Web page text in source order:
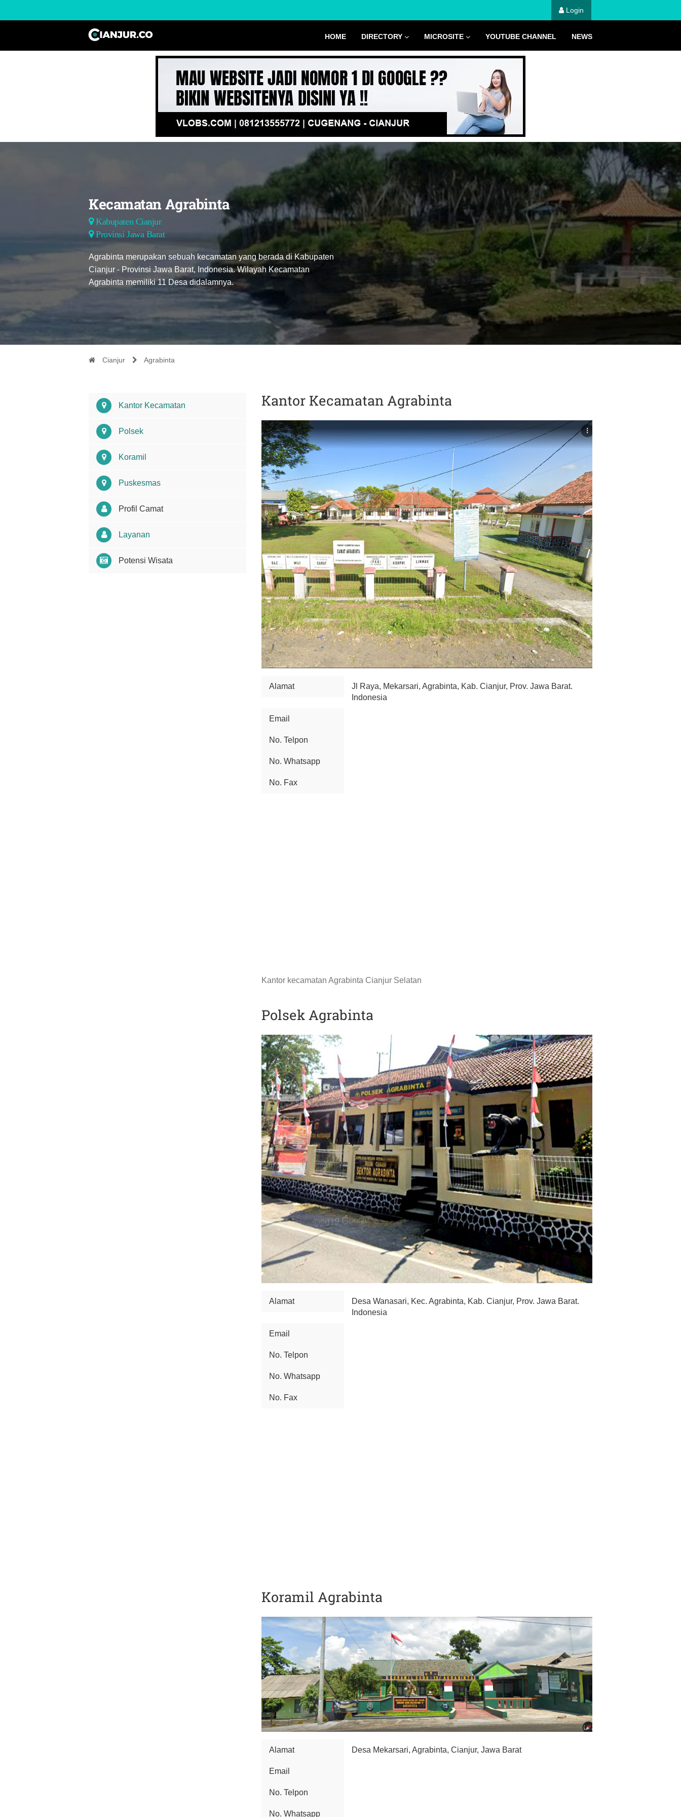
Login
HOME DIRECTORY MICROSITE YOUTUBE CHANNEL NEWS
Kecamatan Agrabinta
Kabupaten Cianjur
Provinsi Jawa Barat
Agrabinta merupakan sebuah kecamatan yang berada di Kabupaten
Cianjur - Provinsi Jawa Barat, Indonesia. Wilayah Kecamatan
Agrabinta memiliki 11 Desa didalamnya.
Cianjur Agrabinta
Kantor Kecamatan
Polsek
Koramil
Puskesmas
Profil Camat
Layanan
Potensi Wisata
Kantor Kecamatan Agrabinta
Alamat
Jl Raya, Mekarsari, Agrabinta, Kab. Cianjur, Prov. Jawa Barat.
Indonesia
Email
No. Telpon
No. Whatsapp
No. Fax
Kantor kecamatan Agrabinta Cianjur Selatan
Polsek Agrabinta
Alamat
Desa Wanasari, Kec. Agrabinta, Kab. Cianjur, Prov. Jawa Barat.
Indonesia
Email
No. Telpon
No. Whatsapp
No. Fax
Koramil Agrabinta
Alamat Desa Mekarsari, Agrabinta, Cianjur, Jawa Barat
Email
No. Telpon
No. Whatsapp